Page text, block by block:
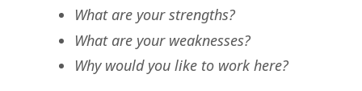
What are your strengths?
What are your weaknesses?
Why would you like to work here?